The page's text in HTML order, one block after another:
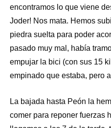
encontramos lo que viene
Joder! Nos mata. Hemos
piedra suelta para poder
pasado muy mal, había
empujar la bici (con sus 15
empinado que estaba, pero
La bajada hasta Peón la
comer para reponer fuerzas